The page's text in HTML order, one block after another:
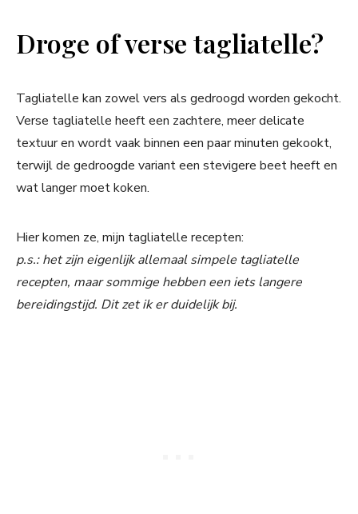
Droge of verse tagliatelle?
Tagliatelle kan zowel vers als gedroogd worden gekocht.
Verse tagliatelle heeft een zachtere, meer delicate
textuur en wordt vaak binnen een paar minuten gekookt,
terwijl de gedroogde variant een stevigere beet heeft en
wat langer moet koken.
Hier komen ze, mijn tagliatelle recepten:
p.s.: het zijn eigenlijk allemaal simpele tagliatelle
recepten, maar sommige hebben een iets langere
bereidingstijd. Dit zet ik er duidelijk bij.